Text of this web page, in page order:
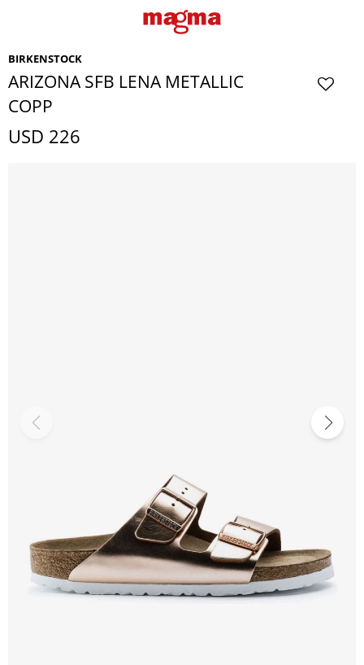
BIRKENSTOCK
ARIZONA SFB LENA METALLIC
COPP
USD 226